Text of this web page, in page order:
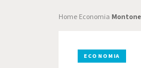
Home Economia
ECONOMIA